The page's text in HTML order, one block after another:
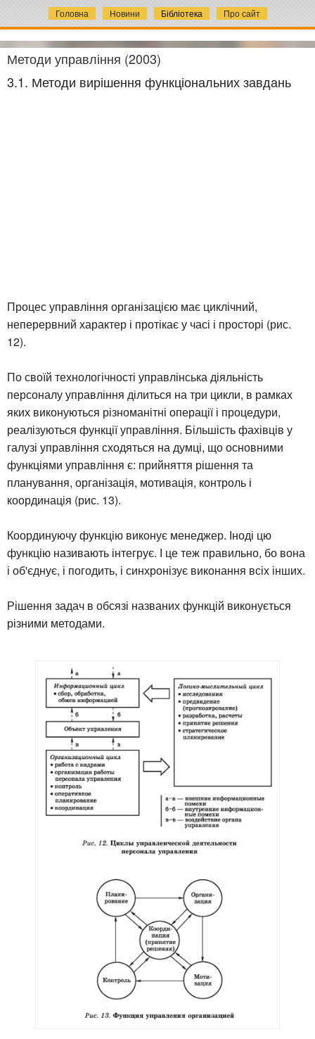
Головна Новини Бібліотека Про сайт
Методи управління (2003)
3.1. Методи вирішення функціональних завдань
Процес управління організацією має циклічний,
неперервний характер і протікає у часі і просторі (рис.
12).
По своїй технологічності управлінська діяльність
персоналу управління ділиться на три цикли, в рамках
яких виконуються різноманітні операції і процедури,
реалізуються функції управління. Більшість фахівців у
галузі управління сходяться на думці, що основними
функціями управління є: прийняття рішення та
планування, організація, мотивація, контроль і
координація (рис. 13).
Координуючу функцію виконує менеджер. Іноді цю
функцію називають інтегрує. І це теж правильно, бо вона
і об'єднує, і погодить, і синхронізує виконання всіх інших.
Рішення задач в обсязі названих функцій виконується
різними методами.